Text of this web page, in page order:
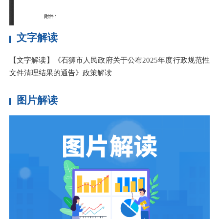
文字解读
【文字解读】《石狮市人民政府关于公布2025年度行政规范性
文件清理结果的通告》政策解读
图片解读